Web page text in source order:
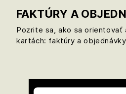
site with their CMP
content to the list of
used.
FAKTÚRY A
Pozrite sa, ako sa orientovať
kartách: faktúry a